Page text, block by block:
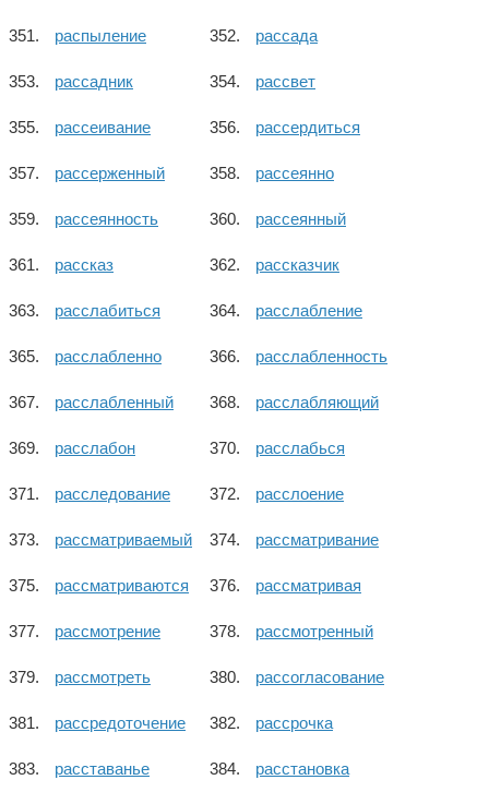
распыление рассада
рассадник рассвет
рассеивание рассердиться
рассерженный рассеянно
рассеянность рассеянный
рассказ рассказчик
расслабиться расслабление
расслабленно расслабленность
расслабленный расслабляющий
расслабон расслабься
расследование расслоение
рассматриваемый рассматривание
рассматриваются рассматривая
рассмотрение рассмотренный
рассмотреть рассогласование
рассредоточение рассрочка
расставанье расстановка